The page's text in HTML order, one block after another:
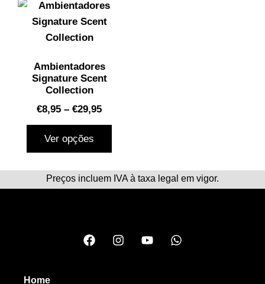
Ambientadores
Signature Scent
Collection
€8,95 – €29,95
Ver opções
Preços incluem IVA à taxa legal em vigor.
Home